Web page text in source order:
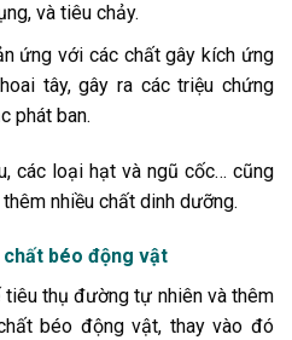
và tiêu chảy.
ứng với các chất gây kích ứng
tây, gây ra các triệu chứng
phát ban.
các loại hạt và ngũ cốc… cũng
nhiều chất dinh dưỡng.
béo động vật
tiêu thụ đường tự nhiên và thêm
béo động vật, thay vào đó